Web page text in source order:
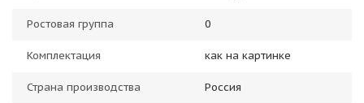
Ростовая группа 0
Комплектация как на картинке
Страна производства Россия